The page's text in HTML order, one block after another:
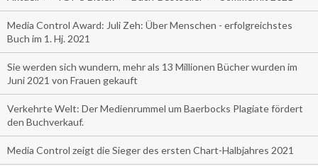
Media Control Award: Juli Zeh: Über Menschen - erfolgreichstes
Buch im 1. Hj. 2021
Sie werden sich wundern, mehr als 13 Millionen Bücher wurden im
Juni 2021 von Frauen gekauft
Verkehrte Welt: Der Medienrummel um Baerbocks Plagiate fördert
den Buchverkauf.
Media Control zeigt die Sieger des ersten Chart-Halbjahres 2021